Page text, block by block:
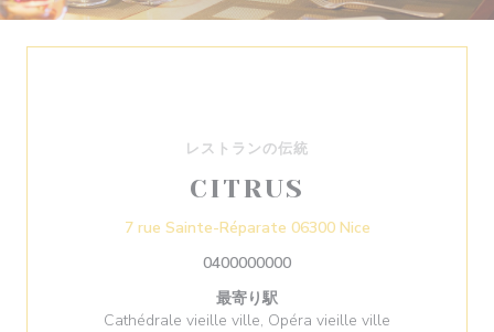
レストランの伝統
CITRUS
7 rue Sainte-Réparate 06300 Nice((新しいウィンド
0400000000
最寄り駅
Cathédrale vieille ville, Opéra vieille ville